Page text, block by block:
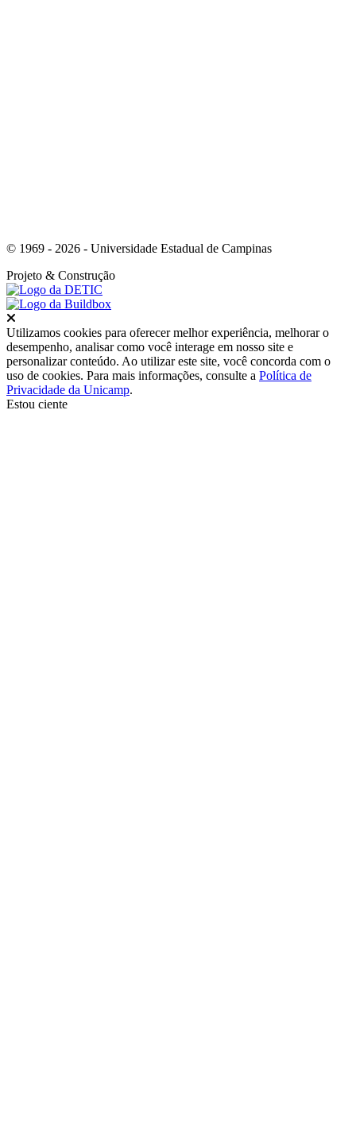
© 1969 - 2026 - Universidade Estadual de Campinas
Projeto & Construção
Utilizamos cookies para oferecer melhor experiência, melhorar o
desempenho, analisar como você interage em nosso site e
personalizar conteúdo. Ao utilizar este site, você concorda com o
uso de cookies. Para mais informações, consulte a Política de
Privacidade da Unicamp.
Estou ciente